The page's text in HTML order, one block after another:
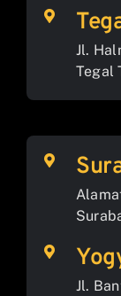
Jl.
Tegal
Jl.